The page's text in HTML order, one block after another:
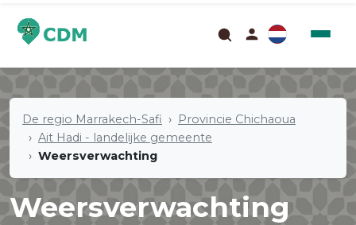
De regio Marrakech-Safi
Provincie Chichaoua
Ait Hadi - landelijke gemeente
Weersverwachting
Weersverwachting